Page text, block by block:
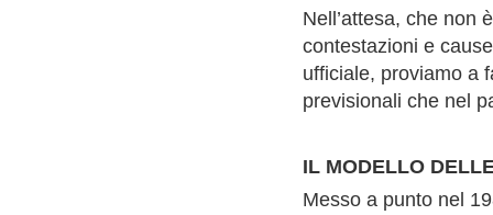
Nell’attesa, che non
contestazioni e
ufficiale, proviamo a
previsionali che nel
IL MODELLO
Messo a punto nel